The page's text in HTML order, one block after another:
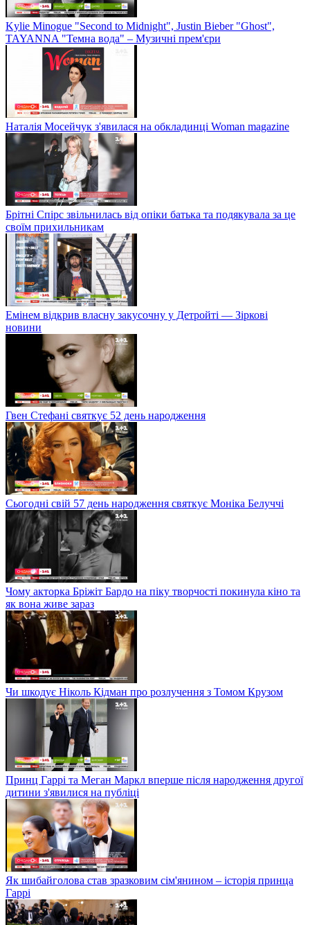
Kylie Minogue "Second to Midnight", Justin Bieber "Ghost",
TAYANNA "Темна вода" – Музичні прем'єри
Наталія Мосейчук з'явилася на обкладинці Woman magazine
Брітні Спірс звільнилась від опіки батька та подякувала за це
своїм прихильникам
Емінем відкрив власну закусочну у Детройті — Зіркові
новини
Гвен Стефані святкує 52 день народження
Сьогодні свій 57 день народження святкує Моніка Белуччі
Чому акторка Бріжіт Бардо на піку творчості покинула кіно та
як вона живе зараз
Чи шкодує Ніколь Кідман про розлучення з Томом Крузом
Принц Гаррі та Меган Маркл вперше після народження другої
дитини з'явилися на публіці
Як шибайголова став зразковим сім'янином – історія принца
Гаррі